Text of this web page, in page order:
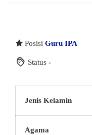
Posisi Guru IPA
Status -
Jenis Kelamin
Agama